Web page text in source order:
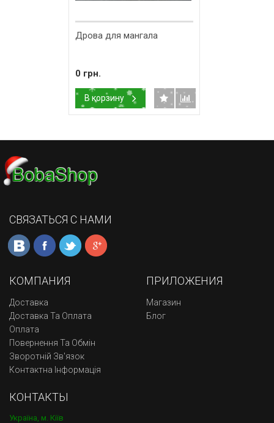
Дрова для мангала
0 грн.
В корзину
СВЯЗАТЬСЯ С НАМИ
КОМПАНИЯ
Доставка
Доставка Та Оплата
Оплата
Повернення Та Обмін
Зворотній Зв'язок
Контактна Інформація
ПРИЛОЖЕНИЯ
Магазин
Блог
КОНТАКТЫ
Україна, м. Кіїв